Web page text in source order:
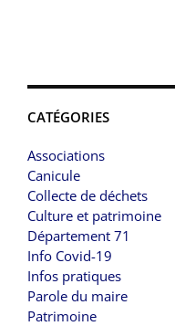
CATÉGORIES
Associations
Canicule
Collecte de déchets
Culture et patrimoine
Département 71
Info Covid-19
Infos pratiques
Parole du maire
Patrimoine